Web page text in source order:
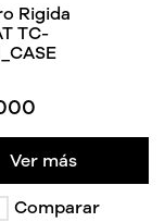
Rigida
TC-
Ver más
Comparar